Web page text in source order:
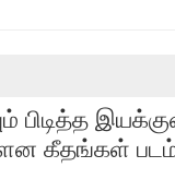
பிடித்த
கீதங்கள்